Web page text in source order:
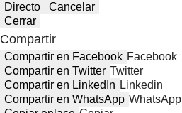
Directo
Cancelar
Cerrar
Compartir
Compartir en Facebook Facebook
Compartir en Twitter Twitter
Compartir en LinkedIn Linkedin
Compartir en WhatsApp WhatsApp